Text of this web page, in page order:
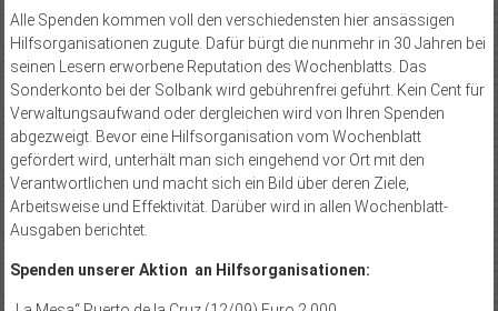
Alle Spenden kommen voll den verschiedensten hier ansässigen
Hilfsorganisationen zugute. Dafür bürgt die nunmehr in 30 Jahren bei
seinen Lesern erworbene Reputation des Wochenblatts. Das
Sonderkonto bei der Solbank wird gebührenfrei geführt. Kein Cent für
Verwaltungsaufwand oder dergleichen wird von Ihren Spenden
abgezweigt. Bevor eine Hilfsorganisation vom Wochenblatt
gefördert wird, unterhält man sich eingehend vor Ort mit den
Verantwortlichen und macht sich ein Bild über deren Ziele,
Arbeitsweise und Effektivität. Darüber wird in allen Wochenblatt-
Ausgaben berichtet.
Spenden unserer Aktion an Hilfsorganisationen: